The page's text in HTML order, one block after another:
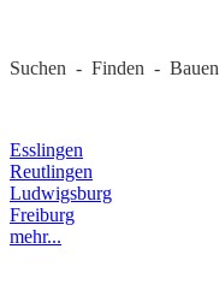
Suchen - Finden - Bauen
Esslingen
Reutlingen
Ludwigsburg
Freiburg
mehr...